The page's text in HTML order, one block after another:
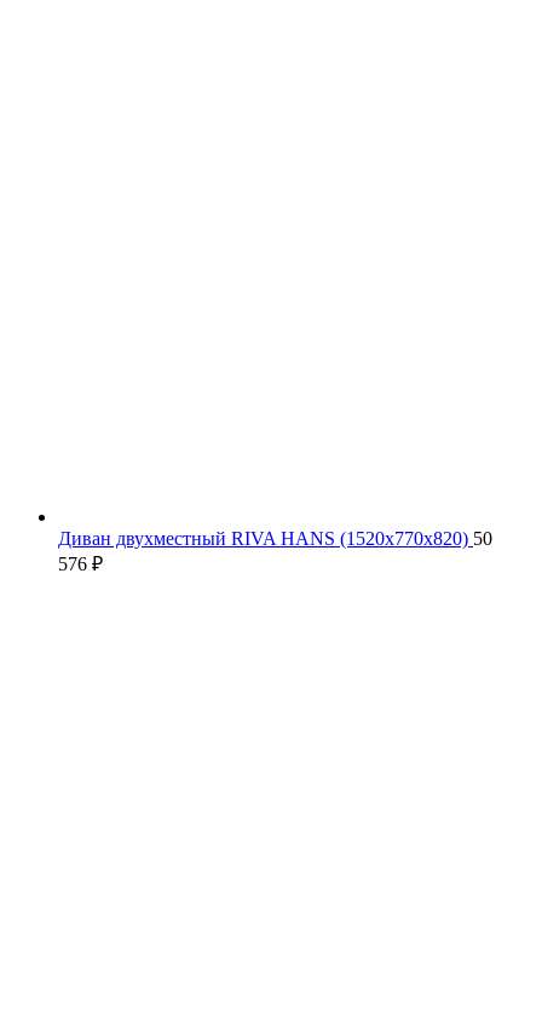
Диван двухместный RIVA HANS (1520х770х820) 50
576 ₽